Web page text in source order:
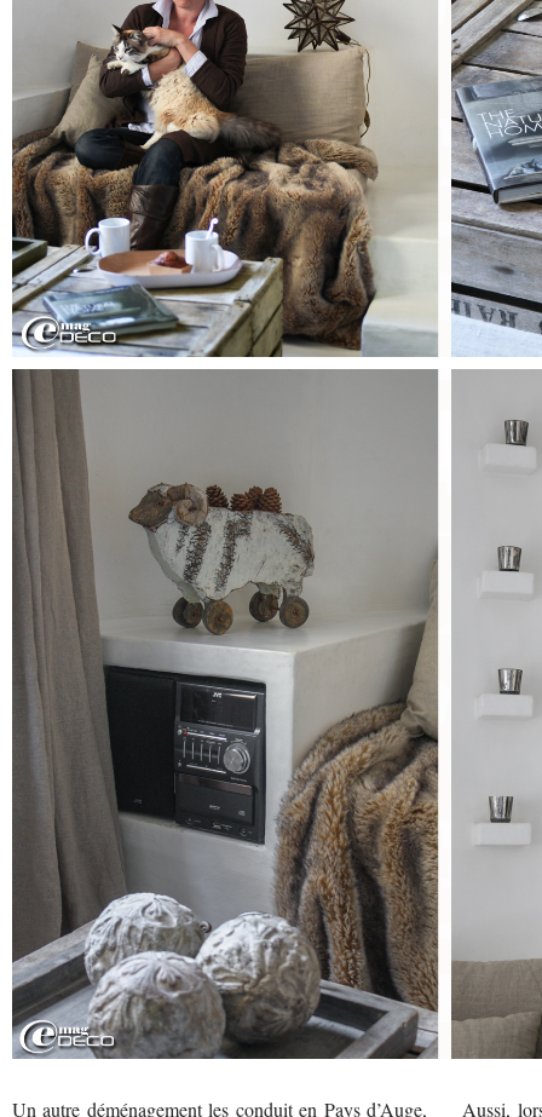
Un autre déménagement les conduit en Pays d’Auge,
Aussi,